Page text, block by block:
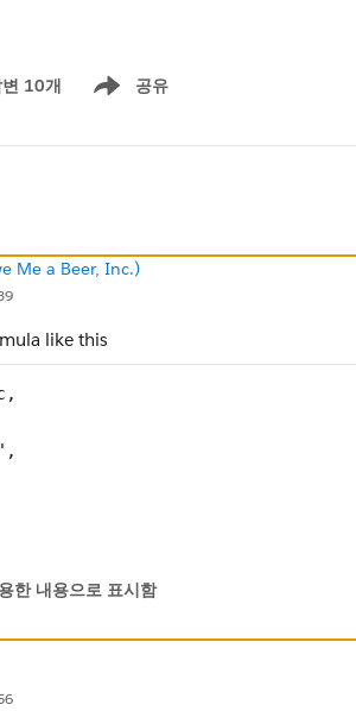
변 10개 공유
Show menu
Me a Beer, Inc.)
like this
"0", "1" )
한 내용으로 표시함